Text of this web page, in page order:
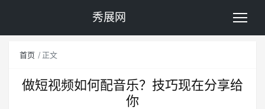
秀展网
首页 正文
做短视频如何配音乐？技巧现在分享给
你